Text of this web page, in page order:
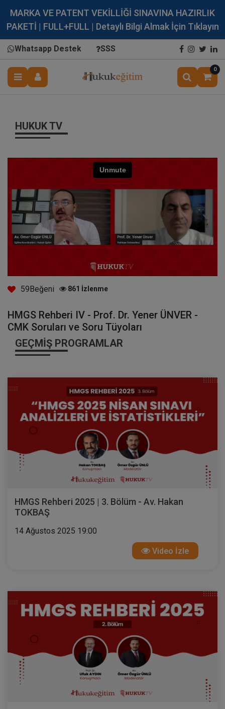
MARKA VE PATENT VEKİLLİĞİ SINAVINA HAZIRLIK
PAKETİ | FULL+FULL | Detaylı Bilgi Almak İçin Tıklayın
Whatsapp Destek SSS
0
HUKUK TV
59Beğeni 861 İzlenme
HMGS Rehberi IV - Prof. Dr. Yener ÜNVER -
CMK Soruları ve Soru Tüyoları
GEÇMIŞ PROGRAMLAR
HMGS Rehberi 2025 | 3. Bölüm - Av. Hakan
TOKBAŞ
14 Ağustos 2025 19:00
Video İzle